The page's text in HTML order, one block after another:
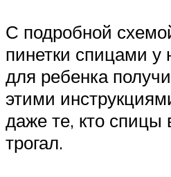
С подробной
пинетки спицами
для ребенка
этими
даже те, кто спицы
трогал.